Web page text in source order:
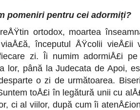
pomeniri pentru cei adormiți?
ortodox, moartea
începutul ÅŸcolii vieÅ£ii
zi. Îi numim adormiÅ£i
lor, până la Judecata de Apoi,
o zi de următoarea.
toÅ£i în legătură unii cu
ci al viilor, după cum îi